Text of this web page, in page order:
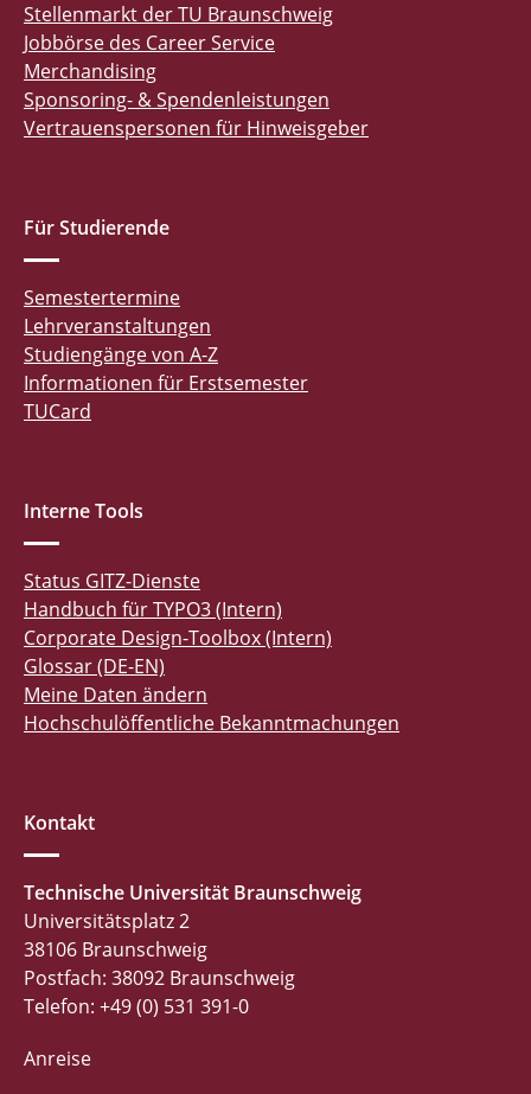
Stellenmarkt der TU Braunschweig
Jobbörse des Career Service
Merchandising
Sponsoring- & Spendenleistungen
Vertrauenspersonen für Hinweisgeber
Für Studierende
Semestertermine
Lehrveranstaltungen
Studiengänge von A-Z
Informationen für Erstsemester
TUCard
Interne Tools
Status GITZ-Dienste
Handbuch für TYPO3 (Intern)
Corporate Design-Toolbox (Intern)
Glossar (DE-EN)
Meine Daten ändern
Hochschulöffentliche Bekanntmachungen
Kontakt
Technische Universität Braunschweig
Universitätsplatz 2
38106 Braunschweig
Postfach: 38092 Braunschweig
Telefon: +49 (0) 531 391-0
Anreise